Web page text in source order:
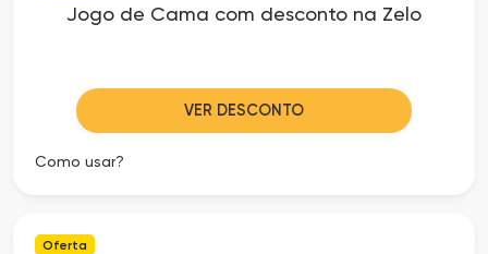
Jogo de Cama com desconto na Zelo
VER DESCONTO
Como usar?
Oferta